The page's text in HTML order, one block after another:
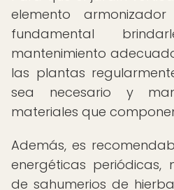
elemento
fundamental
mantenimiento
las plantas
sea necesario y
materiales que
Además, es
energéticas periódicas,
de sahumerios de